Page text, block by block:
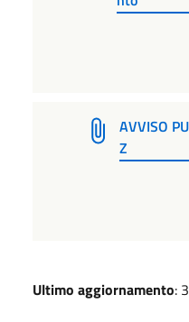
AVVISO
Z
Ultimo aggiornamento: